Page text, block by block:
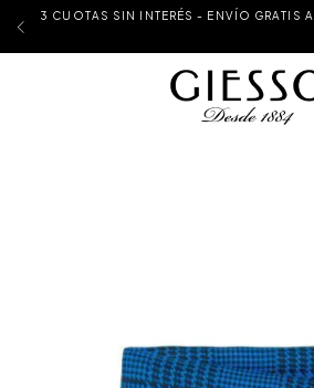
3 CUOTAS SIN INTERÉS - ENVÍO GRATIS